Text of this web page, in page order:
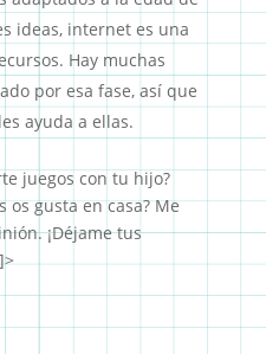
ideas, internet es una
Hay muchas
por esa fase, así que
ayuda a ellas.
juegos con tu hijo?
os gusta en casa? Me
¡Déjame tus